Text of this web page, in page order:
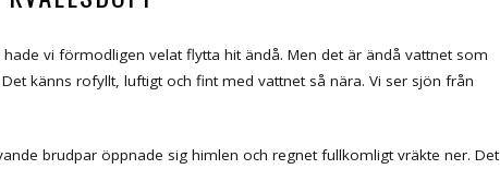
vi förmodligen velat flytta hit ändå. Men det är ändå vattnet som
känns rofyllt, luftigt och fint med vattnet så nära. Vi ser sjön från
brudpar öppnade sig himlen och regnet fullkomligt vräkte ner. Det